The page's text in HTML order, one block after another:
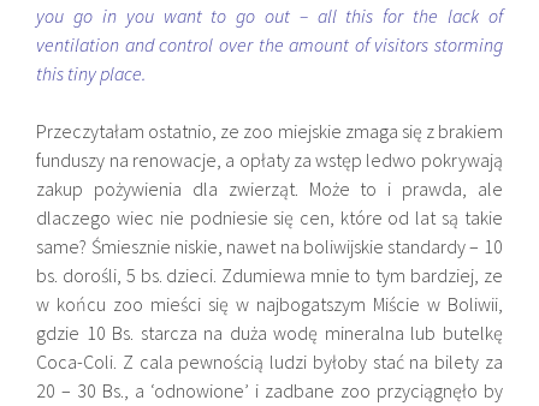
you go in you want to go out – all this for the lack of
ventilation and control over the amount of visitors storming
this tiny place.
Przeczytałam ostatnio, ze zoo miejskie zmaga się z brakiem
funduszy na renowacje, a opłaty za wstęp ledwo pokrywają
zakup pożywienia dla zwierząt. Może to i prawda, ale
dlaczego wiec nie podniesie się cen, które od lat są takie
same? Śmiesznie niskie, nawet na boliwijskie standardy – 10
bs. dorośli, 5 bs. dzieci. Zdumiewa mnie to tym bardziej, ze
w końcu zoo mieści się w najbogatszym Miście w Boliwii,
gdzie 10 Bs. starcza na duża wodę mineralna lub butelkę
Coca-Coli. Z cala pewnością ludzi byłoby stać na bilety za
20 – 30 Bs., a ‘odnowione’ i zadbane zoo przyciągnęło by